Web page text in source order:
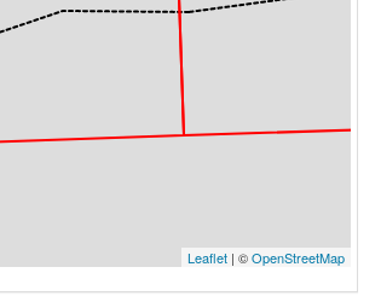
Leaflet| ©OpenStreetMap